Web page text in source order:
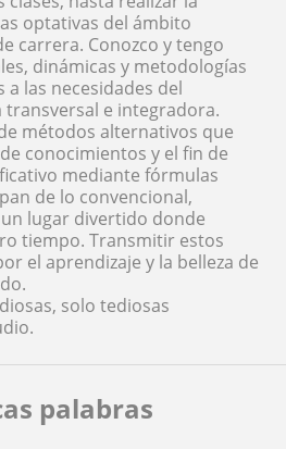
optativas del ámbito
carrera. Conozco y tengo
dinámicas y metodologías
a las necesidades del
e integradora.
métodos alternativos que
conocimientos y el fin de
mediante fórmulas
de lo convencional,
lugar divertido donde
tiempo. Transmitir estos
el aprendizaje y la belleza de
solo tediosas
palabras